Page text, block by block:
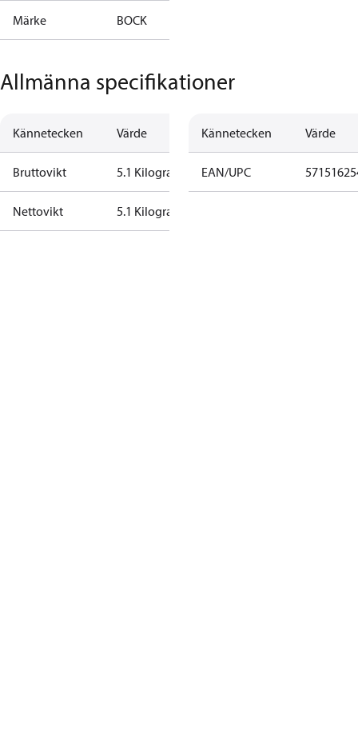
Märke BOCK
Allmänna specifikationer
Kännetecken Värde
Bruttovikt 5.1 Kilogram
Nettovikt 5.1 Kilogram
Kännetecken Värde
EAN/UPC